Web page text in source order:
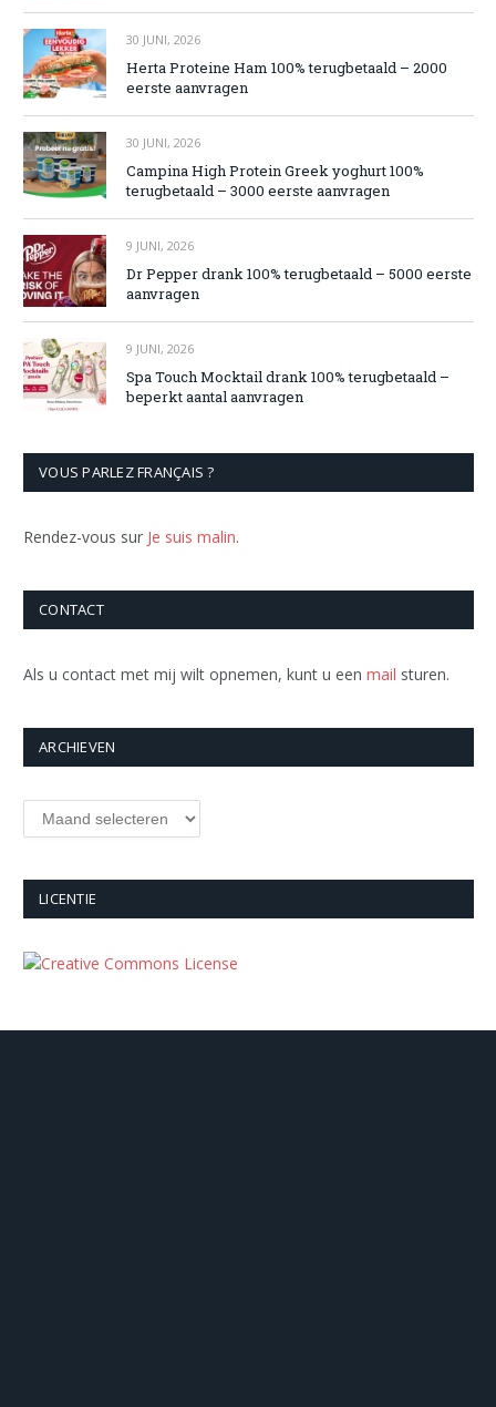
30 JUNI, 2026
Herta Proteine Ham 100% terugbetaald – 2000
eerste aanvragen
30 JUNI, 2026
Campina High Protein Greek yoghurt 100%
terugbetaald – 3000 eerste aanvragen
9 JUNI, 2026
Dr Pepper drank 100% terugbetaald – 5000 eerste
aanvragen
9 JUNI, 2026
Spa Touch Mocktail drank 100% terugbetaald –
beperkt aantal aanvragen
VOUS PARLEZ FRANÇAIS ?
Rendez-vous sur Je suis malin.
CONTACT
Als u contact met mij wilt opnemen, kunt u een mail sturen.
ARCHIEVEN
LICENTIE